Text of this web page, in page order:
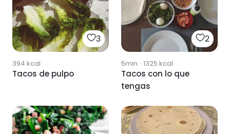
3
394 kcal
Tacos de pulpo
2
5min · 1325 kcal
Tacos con lo que
tengas